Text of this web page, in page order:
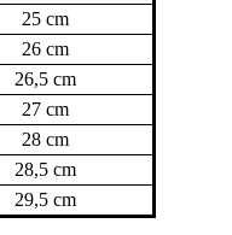
25 cm
26 cm
26,5 cm
27 cm
28 cm
28,5 cm
29,5 cm